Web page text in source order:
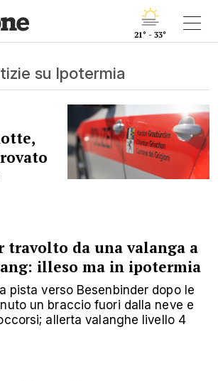
21° - 33°
su Ipotermia
travolto da una valanga a
illeso ma in ipotermia
pista verso Besenbinder dopo le
un braccio fuori dalla neve e
allerta valanghe livello 4